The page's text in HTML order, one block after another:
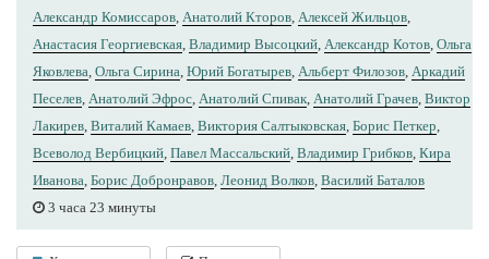
Александр Комиссаров, Анатолий Кторов, Алексей Жильцов,
Анастасия Георгиевская, Владимир Высоцкий, Александр Котов, Ольга
Яковлева, Ольга Сирина, Юрий Богатырев, Альберт Филозов, Аркадий
Песелев, Анатолий Эфрос, Анатолий Спивак, Анатолий Грачев, Виктор
Лакирев, Виталий Камаев, Виктория Салтыковская, Борис Петкер,
Всеволод Вербицкий, Павел Массальский, Владимир Грибков, Кира
Иванова, Борис Добронравов, Леонид Волков, Василий Баталов
3 часа 23 минуты